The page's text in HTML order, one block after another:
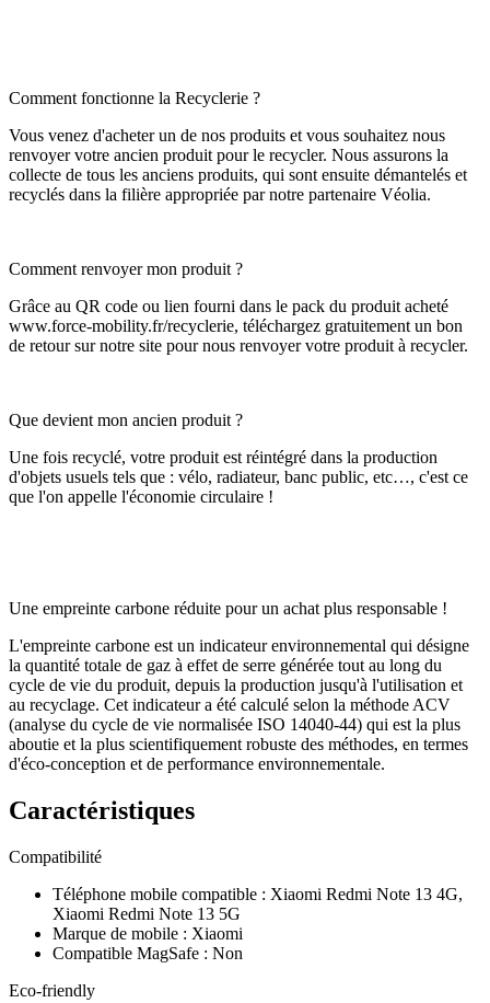
Comment fonctionne la Recyclerie ?
Vous venez d'acheter un de nos produits et vous souhaitez nous
renvoyer votre ancien produit pour le recycler. Nous assurons la
collecte de tous les anciens produits, qui sont ensuite démantelés et
recyclés dans la filière appropriée par notre partenaire Véolia.
Comment renvoyer mon produit ?
Grâce au QR code ou lien fourni dans le pack du produit acheté
www.force-mobility.fr/recyclerie, téléchargez gratuitement un bon
de retour sur notre site pour nous renvoyer votre produit à recycler.
Que devient mon ancien produit ?
Une fois recyclé, votre produit est réintégré dans la production
d'objets usuels tels que : vélo, radiateur, banc public, etc…, c'est ce
que l'on appelle l'économie circulaire !
Une empreinte carbone réduite pour un achat plus responsable !
L'empreinte carbone est un indicateur environnemental qui désigne
la quantité totale de gaz à effet de serre générée tout au long du
cycle de vie du produit, depuis la production jusqu'à l'utilisation et
au recyclage. Cet indicateur a été calculé selon la méthode ACV
(analyse du cycle de vie normalisée ISO 14040-44) qui est la plus
aboutie et la plus scientifiquement robuste des méthodes, en termes
d'éco-conception et de performance environnementale.
Caractéristiques
Compatibilité
Téléphone mobile compatible : Xiaomi Redmi Note 13 4G,
Xiaomi Redmi Note 13 5G
Marque de mobile : Xiaomi
Compatible MagSafe : Non
Eco-friendly